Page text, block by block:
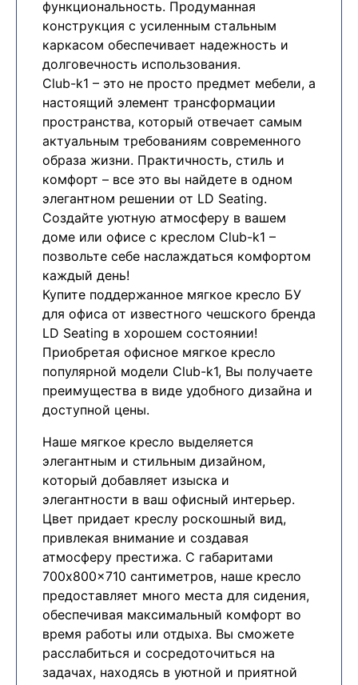
функциональность. Продуманная
конструкция с усиленным стальным
каркасом обеспечивает надежность и
долговечность использования.
Club-k1 – это не просто предмет мебели, а
настоящий элемент трансформации
пространства, который отвечает самым
актуальным требованиям современного
образа жизни. Практичность, стиль и
комфорт – все это вы найдете в одном
элегантном решении от LD Seating.
Создайте уютную атмосферу в вашем
доме или офисе с креслом Club-k1 –
позвольте себе наслаждаться комфортом
каждый день!
Купите поддержанное мягкое кресло БУ
для офиса от известного чешского бренда
LD Seating в хорошем состоянии!
Приобретая офисное мягкое кресло
популярной модели Club-k1, Вы получаете
преимущества в виде удобного дизайна и
доступной цены.
Наше мягкое кресло выделяется
элегантным и стильным дизайном,
который добавляет изыска и
элегантности в ваш офисный интерьер.
Цвет придает креслу роскошный вид,
привлекая внимание и создавая
атмосферу престижа. С габаритами
700x800x710 сантиметров, наше кресло
предоставляет много места для сидения,
обеспечивая максимальный комфорт во
время работы или отдыха. Вы сможете
расслабиться и сосредоточиться на
задачах, находясь в уютной и приятной